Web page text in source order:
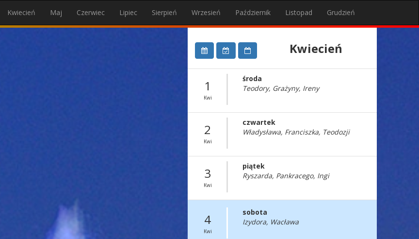
Kwiecień Maj Czerwiec Lipiec Sierpień Wrzesień Październik Listopad Grudzień
Kwiecień
1
Kwi
środa
Teodory, Grażyny, Ireny
2
Kwi
czwartek
Władysława, Franciszka, Teodozji
3
Kwi
piątek
Ryszarda, Pankracego, Ingi
4
Kwi
sobota
Izydora, Wacława